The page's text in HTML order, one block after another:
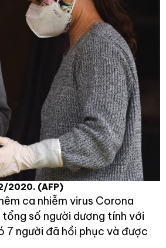
2/2020. (AFP)
ca nhiễm virus Corona
số người dương tính với
7 người đã hồi phục và được